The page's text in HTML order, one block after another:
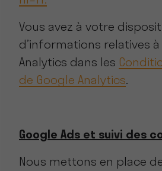
Vous avez à votre
d’informations relatives à
Analytics dans les
de Google Analytics.
Google Ads et suivi des
Nous mettons en place